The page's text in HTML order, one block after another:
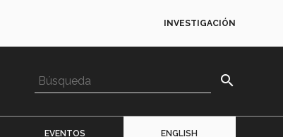
INVESTIGACIÓN
search
EVENTOS ENGLISH